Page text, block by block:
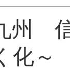
信
化～